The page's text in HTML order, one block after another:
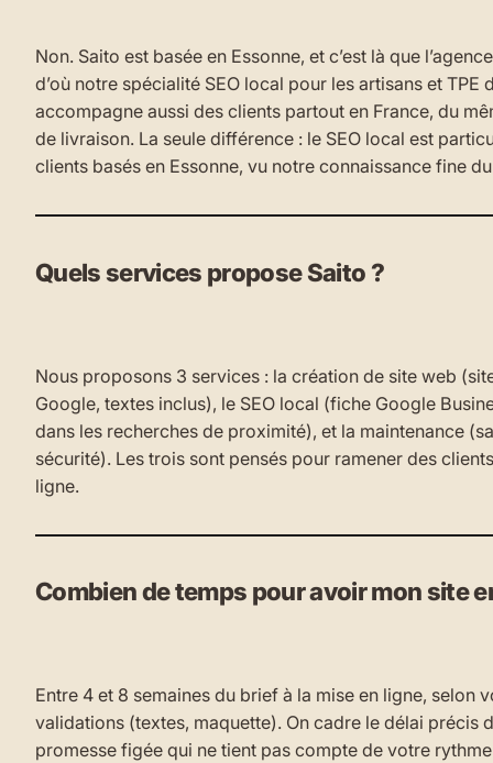
Non. Saito est basée en Essonne, et c’est là que
d’où notre spécialité SEO local pour les artisans et TPE
accompagne aussi des clients partout en France, du
de livraison. La seule différence : le SEO local est
clients basés en Essonne, vu notre connaissance fine
Quels services propose Saito ?
Nous proposons 3 services : la création de site web
Google, textes inclus), le SEO local (fiche Google
dans les recherches de proximité), et la maintenance
sécurité). Les trois sont pensés pour ramener des
ligne.
Combien de temps pour avoir mon site
Entre 4 et 8 semaines du brief à la mise en ligne, selon
validations (textes, maquette). On cadre le délai précis
promesse figée qui ne tient pas compte de votre